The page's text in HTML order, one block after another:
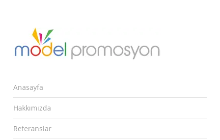
Anasayfa
Hakkımızda
Referanslar